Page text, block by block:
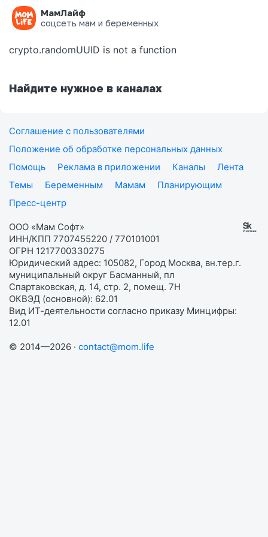
МамЛайф
соцсеть мам и беременных
Ошибка на странице
crypto.randomUUID is not a function
Найдите нужное в каналах
Соглашение с пользователями
Положение об обработке персональных данных
Помощь
Реклама в приложении Каналы
Лента
Темы
Беременным Мамам
Планирующим
Пресс-центр
ООО «Мам Софт»
ИНН/КПП 7707455220 / 770101001
ОГРН 1217700330275
Юридический адрес: 105082, Город Москва, вн.тер.г.
муниципальный округ Басманный, пл
Спартаковская, д. 14, стр. 2, помещ. 7Н
ОКВЭД (основной): 62.01
Вид ИТ-деятельности согласно приказу Минцифры:
12.01
© 2014—2026 · contact@mom.life